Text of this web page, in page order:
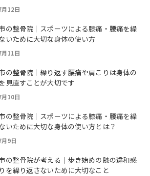
12日
の整骨院｜スポーツによる膝痛・腰痛を繰
いために大切な身体の使い方
11日
の整骨院｜繰り返す腰痛や肩こりは身体の
見直すことが大切です
10日
の整骨院｜スポーツによる膝痛・腰痛を繰
いために大切な身体の使い方とは？
9日
の整骨院が考える｜歩き始めの膝の違和感
を繰り返さないために大切なこと